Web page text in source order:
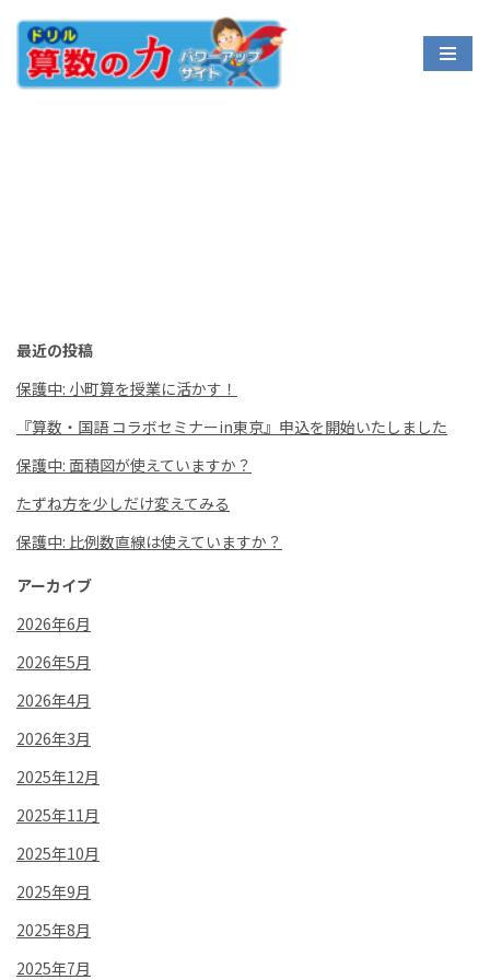
コ
ン
最近の投稿
保護中: 小町算を授業に活かす！
『算数・国語 コラボセミナーin東京』申込を開始いたしました
保護中: 面積図が使えていますか？
たずね方を少しだけ変えてみる
保護中: 比例数直線は使えていますか？
アーカイブ
2026年6月
2026年5月
2026年4月
2026年3月
2025年12月
2025年11月
2025年10月
2025年9月
2025年8月
2025年7月